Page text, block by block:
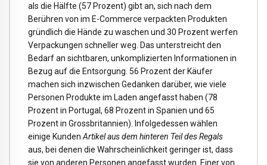
als die Hälfte (57 Prozent) gibt an, sich nach dem
Berühren von im E-Commerce verpackten Produkten
gründlich die Hände zu waschen und 30 Prozent werfen
Verpackungen schneller weg. Das unterstreicht den
Bedarf an sichtbaren, unkomplizierten Informationen in
Bezug auf die Entsorgung. 56 Prozent der Käufer
machen sich inzwischen Gedanken darüber, wie viele
Personen Produkte im Laden angefasst haben (78
Prozent in Portugal, 68 Prozent in Spanien und 65
Prozent in Grossbritannien). Infolgedessen wählen
einige Kunden Artikel aus dem hinteren Teil des Regals
aus, bei denen die Wahrscheinlichkeit geringer ist, dass
sie von anderen Personen angefasst wurden. Einer von